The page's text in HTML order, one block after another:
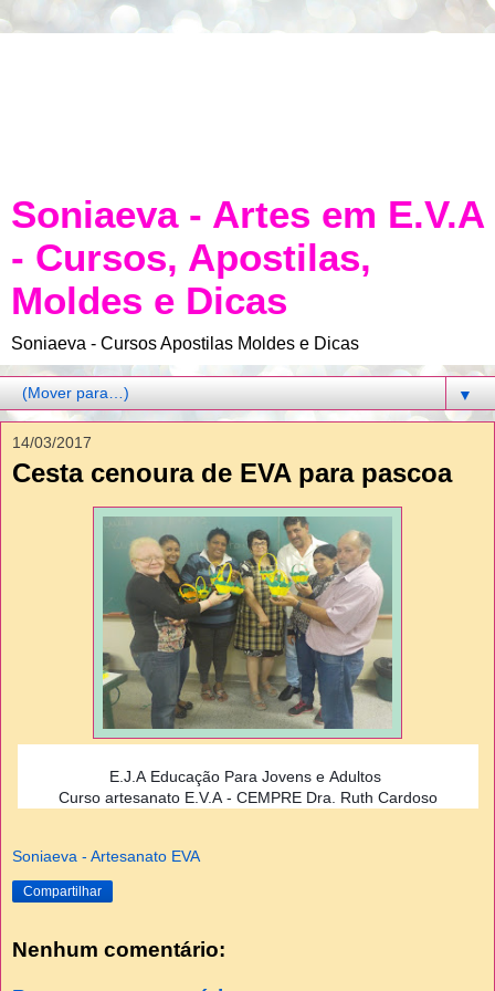
Soniaeva - Artes em E.V.A
- Cursos, Apostilas,
Moldes e Dicas
Soniaeva - Cursos Apostilas Moldes e Dicas
▼
14/03/2017
Cesta cenoura de EVA para pascoa
E.J.A Educação Para Jovens e Adultos
Curso artesanato E.V.A - CEMPRE Dra. Ruth Cardoso
Soniaeva - Artesanato EVA
Compartilhar
Nenhum comentário: